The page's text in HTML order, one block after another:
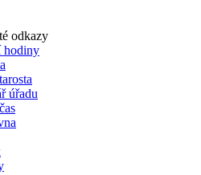
odkazy
hodiny
úřadu